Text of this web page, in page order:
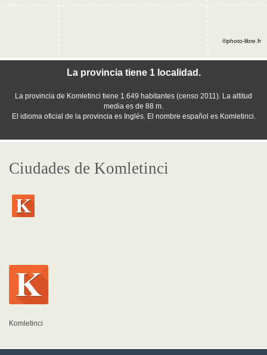
La provincia tiene 1 localidad.
La provincia de Komletinci tiene 1.649 habitantes (censo 2011). La altitud
media es de 88 m.
El idioma oficial de la provincia es Inglés. El nombre español es Komletinci.
©photo-libre.fr
Ciudades de Komletinci
Komletinci